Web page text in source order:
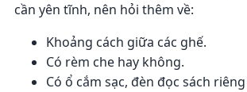
cần yên tĩnh, nên hỏi thêm về:
Khoảng cách giữa các ghế.
Có rèm che hay không.
Có ổ cắm sạc, đèn đọc sách